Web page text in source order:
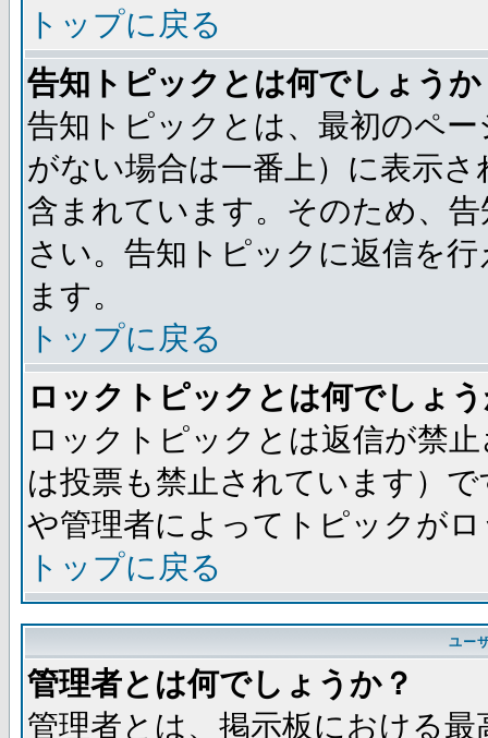
トップに戻る
告知トピックとは何でしょうか
告知トピックとは、最初のペ
がない場合は一番上）に表示
含まれています。そのため、
さい。告知トピックに返信を
ます。
トップに戻る
ロックトピックとは何でしょ
ロックトピックとは返信が禁
は投票も禁止されています）
や管理者によってトピックが
トップに戻る
ユー
管理者とは何でしょうか？
管理者とは、掲示板における